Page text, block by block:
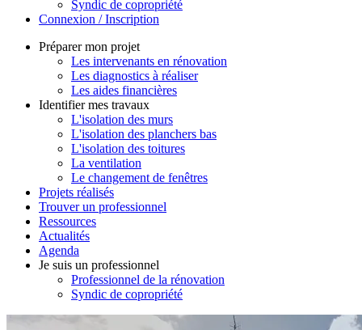
Syndic de copropriété
Connexion / Inscription
Préparer mon projet
Les intervenants en rénovation
Les diagnostics à réaliser
Les aides financières
Identifier mes travaux
L'isolation des murs
L'isolation des planchers bas
L'isolation des toitures
La ventilation
Le changement de fenêtres
Projets réalisés
Trouver un professionnel
Ressources
Actualités
Agenda
Je suis un professionnel
Professionnel de la rénovation
Syndic de copropriété